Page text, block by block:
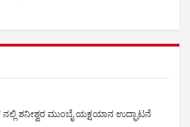
ಶನೀಶ್ವರ ಮುಂಬೈ ಯಕ್ಷಯಾನ ಉದ್ಘಾಟನೆ